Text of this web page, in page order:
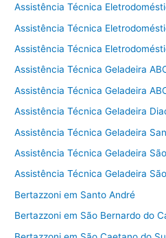
Assistência Técnica
Assistência Técnica
Assistência Técnica
Assistência Técnica Geladeira
Assistência Técnica Geladeira
Assistência Técnica Geladeira
Assistência Técnica Geladeira
Assistência Técnica Geladeira
Assistência Técnica Geladeira
Bertazzoni em Santo André
Bertazzoni em São Bernardo do